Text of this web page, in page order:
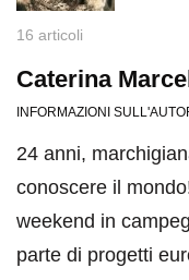
16 articoli
Caterina
INFORMAZIONI
24 anni,
conoscere il
weekend in
parte di progetti